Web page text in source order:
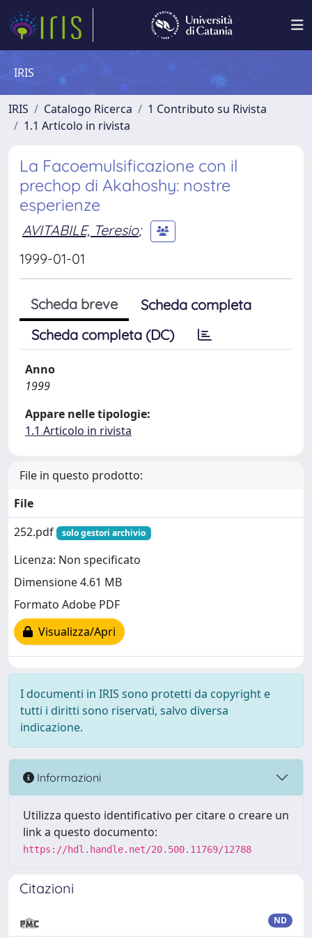
IRIS
IRIS Catalogo Ricerca
1 Contributo su Rivista
1.1 Articolo in rivista
La Facoemulsificazione con il
prechop di Akahoshy: nostre
esperienze
AVITABILE, Teresio;
1999-01-01
Scheda breve
Scheda completa
Scheda completa (DC)
Anno
1999
Appare nelle tipologie:
1.1 Articolo in rivista
File in questo prodotto:
File
252.pdf
solo gestori archivio
Licenza: Non specificato
Dimensione 4.61 MB
Formato Adobe PDF
Visualizza/Apri
I documenti in IRIS sono protetti da copyright e
tutti i diritti sono riservati, salvo diversa
indicazione.
Informazioni
Utilizza questo identificativo per citare o creare un
link a questo documento:
https://hdl.handle.net/20.500.11769/12788
Citazioni
ND